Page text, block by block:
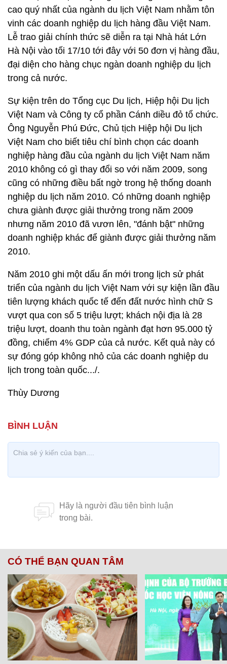
cao quý nhất của ngành du lịch Việt Nam nhằm tôn
vinh các doanh nghiệp du lịch hàng đầu Việt Nam.
Lễ trao giải chính thức sẽ diễn ra tại Nhà hát Lớn
Hà Nội vào tối 17/10 tới đây với 50 đơn vị hàng đầu,
đại diện cho hàng chục ngàn doanh nghiệp du lịch
trong cả nước.
Sự kiện trên do Tổng cục Du lịch, Hiệp hội Du lịch
Việt Nam và Công ty cổ phần Cánh diều đỏ tổ chức.
Ông Nguyễn Phú Đức, Chủ tịch Hiệp hội Du lịch
Việt Nam cho biết tiêu chí bình chọn các doanh
nghiệp hàng đầu của ngành du lịch Việt Nam năm
2010 không có gì thay đổi so với năm 2009, song
cũng có những điều bất ngờ trong hệ thống doanh
nghiệp du lịch năm 2010. Có những doanh nghiệp
chưa giành được giải thưởng trong năm 2009
nhưng năm 2010 đã vươn lên, "đánh bật" những
doanh nghiệp khác để giành được giải thưởng năm
2010.
Năm 2010 ghi một dấu ấn mới trong lịch sử phát
triển của ngành du lịch Việt Nam với sự kiện lần đầu
tiên lượng khách quốc tế đến đất nước hình chữ S
vượt qua con số 5 triệu lượt; khách nội địa là 28
triệu lượt, doanh thu toàn ngành đạt hơn 95.000 tỷ
đồng, chiếm 4% GDP của cả nước. Kết quả này có
sự đóng góp không nhỏ của các doanh nghiệp du
lịch trong toàn quốc.../.
Thùy Dương
CÓ THỂ BẠN QUAN TÂM